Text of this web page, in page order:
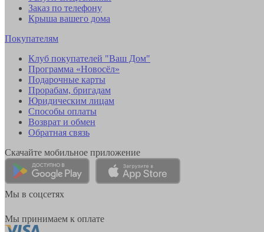
Заказ по телефону
Крыша вашего дома
Покупателям
Клуб покупателей "Ваш Дом"
Программа «Новосёл»
Подарочные карты
Прорабам, бригадам
Юридическим лицам
Способы оплаты
Возврат и обмен
Обратная связь
Скачайте мобильное приложение
Мы в соцсетях
Мы принимаем к оплате